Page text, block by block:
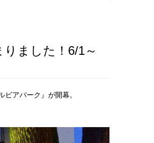
ました！6/1～
アパーク』が開幕。